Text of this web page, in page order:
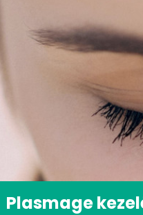
Plasmage